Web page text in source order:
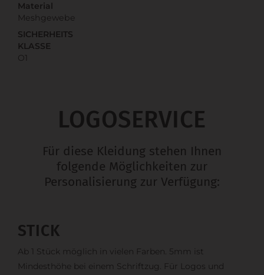
Material
Meshgewebe
SICHERHEITS
KLASSE
O1
LOGOSERVICE
Für diese Kleidung stehen Ihnen
folgende Möglichkeiten zur
Personalisierung zur Verfügung:
STICK
Ab 1 Stück möglich in vielen Farben. 5mm ist
Mindesthöhe bei einem Schriftzug. Für Logos und